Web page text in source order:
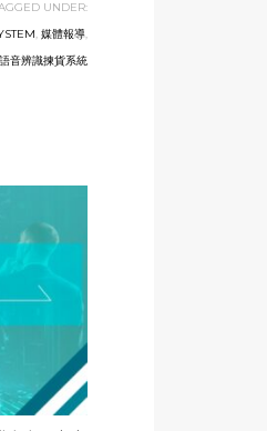
UNDER:
, 媒體報導,
語音辨識揀貨系統